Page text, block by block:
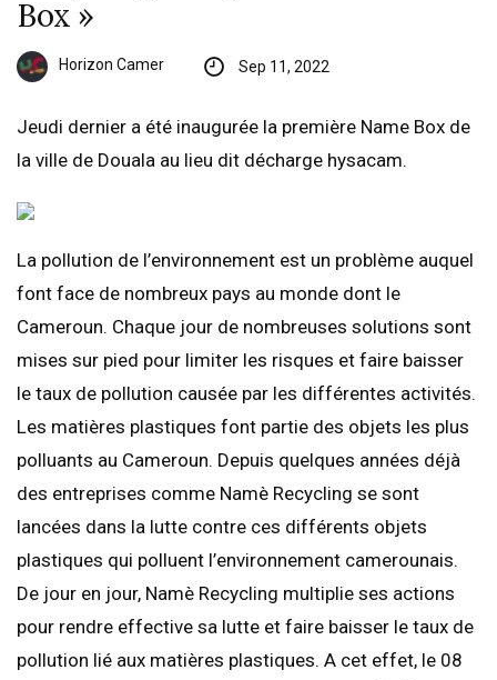
Box »
Horizon Camer Sep 11, 2022
Jeudi dernier a été inaugurée la première Name Box de
la ville de Douala au lieu dit décharge hysacam.
La pollution de l’environnement est un problème auquel
font face de nombreux pays au monde dont le
Cameroun. Chaque jour de nombreuses solutions sont
mises sur pied pour limiter les risques et faire baisser
le taux de pollution causée par les différentes activités.
Les matières plastiques font partie des objets les plus
polluants au Cameroun. Depuis quelques années déjà
des entreprises comme Namè Recycling se sont
lancées dans la lutte contre ces différents objets
plastiques qui polluent l’environnement camerounais.
De jour en jour, Namè Recycling multiplie ses actions
pour rendre effective sa lutte et faire baisser le taux de
pollution lié aux matières plastiques. A cet effet, le 08